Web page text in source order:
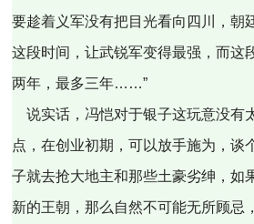
要趁着义军没有把目光看向四川，朝
这段时间，让武锐军变得最强，而这
两年，最多三年……”
说实话，冯恺对于银子这玩意没有
点，在创业初期，可以放手施为，谈
子就去抢大地主和那些土豪劣绅，如
新的王朝，那么自然不可能无所顾